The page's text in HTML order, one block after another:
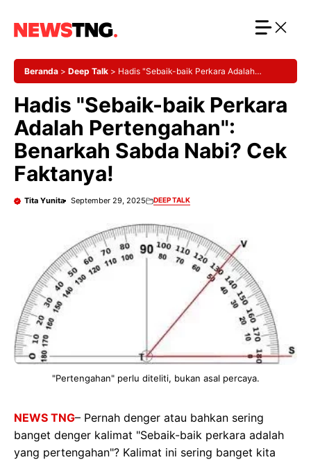
Beranda > Deep Talk > Hadis "Sebaik-baik Perkara Adalah
Hadis "Sebaik-baik Perkara
Adalah Pertengahan":
Benarkah Sabda Nabi? Cek
Faktanya!
Tita Yunita September 29, 2025 DEEP TALK
"Pertengahan" perlu diteliti, bukan asal percaya.
NEWS TNG– Pernah denger atau bahkan sering
banget denger kalimat "Sebaik-baik perkara adalah
yang pertengahan"? Kalimat ini sering banget kita